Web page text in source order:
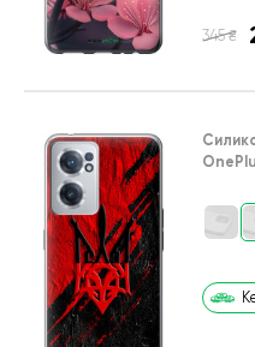
345 ₴